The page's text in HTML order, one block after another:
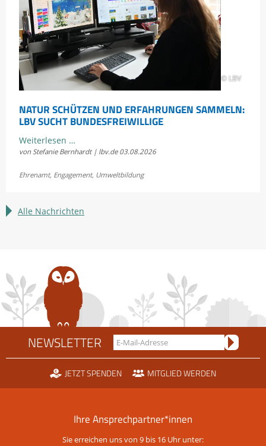
Scheidtobelbahn
© LBV
NATUR SCHÜTZEN UND ERFAHRUNGEN SAMMELN:
LBV SUCHT BUNDESFREIWILLIGE
Weiterlesen …
schützen
Erfahrungen
LBV
von Stefanie Bernhardt | lbv.de 03.08.2026
Ehrenamt, Engagement, Umweltbildung
Alle Nachrichten
NEWSLETTER
JETZT SPENDEN MITGLIED WERDEN
Ihre Ansprechpartner*innen
Sie erreichen uns von 9 bis 16 Uhr unter: